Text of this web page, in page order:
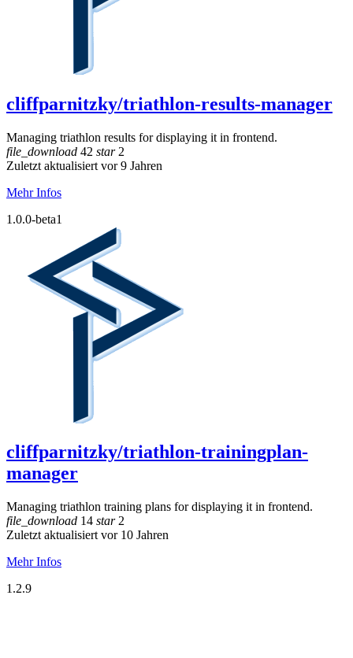
cliffparnitzky/triathlon-results-manager
Managing triathlon results for displaying it in frontend.
file_download 42 star2
Zuletzt aktualisiert vor 9 Jahren
Mehr Infos
1.0.0-beta1
cliffparnitzky/triathlon-trainingplan-
manager
Managing triathlon training plans for displaying it in frontend.
file_download 14 star2
Zuletzt aktualisiert vor 10 Jahren
Mehr Infos
1.2.9